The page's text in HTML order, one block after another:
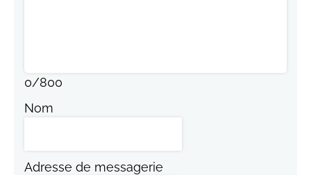
0/800
Nom
Adresse de messagerie